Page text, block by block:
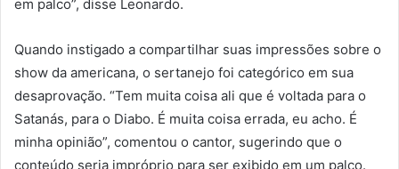
em palco”, disse Leonardo.
Quando instigado a compartilhar suas impressões sobre o
show da americana, o sertanejo foi categórico em sua
desaprovação. “Tem muita coisa ali que é voltada para o
Satanás, para o Diabo. É muita coisa errada, eu acho. É
minha opinião”, comentou o cantor, sugerindo que o
conteúdo seria impróprio para ser exibido em um palco.